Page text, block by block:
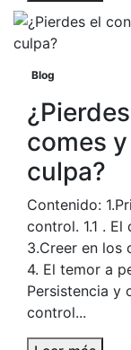
Blog
comes
culpa?
Contenido:
control. 1.1 .
3.Creer en los
4. El temor a
Persistencia y
control...